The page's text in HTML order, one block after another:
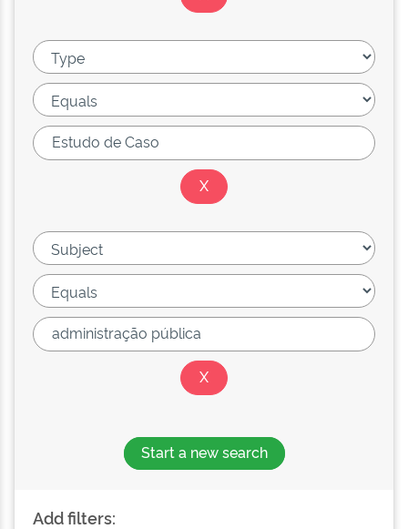
Start a new search
Add filters: